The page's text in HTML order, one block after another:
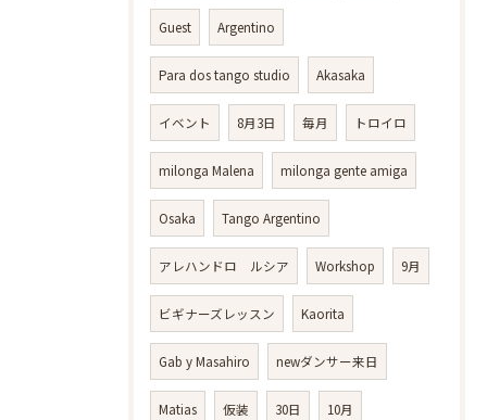
Guest Argentino
Para dos tango studio Akasaka
イベント 8月3日 毎月 トロイロ
milonga Malena milonga gente amiga
Osaka Tango Argentino
アレハンドロ ルシア Workshop 9月
ビギナーズレッスン Kaorita
Gab y Masahiro newダンサー来日
Matias 仮装 30日 10月